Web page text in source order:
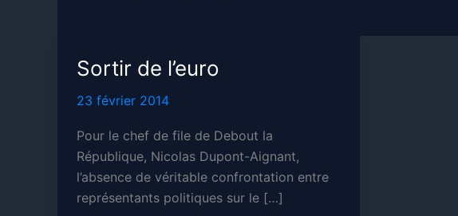
Sortir de l’euro
23 février 2014
Pour le chef de file de Debout la
République, Nicolas Dupont-Aignant,
l’absence de véritable confrontation entre
représentants politiques sur le […]